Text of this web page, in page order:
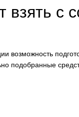
взять с
возможность
подобранные